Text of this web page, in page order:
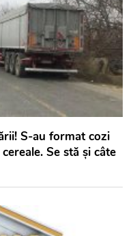
S-au format cozi
Se stă și câte